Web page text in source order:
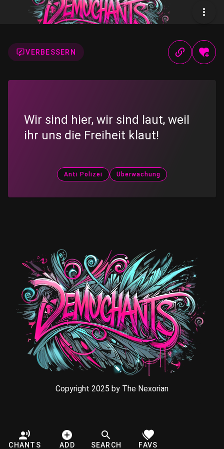
VERBESSERN
Wir sind hier, wir sind laut, weil
ihr uns die Freiheit klaut!
Anti Polizei Überwachung
Copyright 2025 by The Nexorian
CHANTS ADD SEARCH FAVS